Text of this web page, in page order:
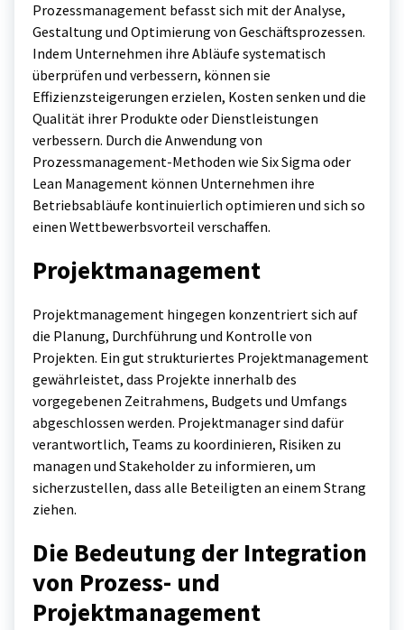
Prozessmanagement befasst sich mit der Analyse,
Gestaltung und Optimierung von Geschäftsprozessen.
Indem Unternehmen ihre Abläufe systematisch
überprüfen und verbessern, können sie
Effizienzsteigerungen erzielen, Kosten senken und die
Qualität ihrer Produkte oder Dienstleistungen
verbessern. Durch die Anwendung von
Prozessmanagement-Methoden wie Six Sigma oder
Lean Management können Unternehmen ihre
Betriebsabläufe kontinuierlich optimieren und sich so
einen Wettbewerbsvorteil verschaffen.
Projektmanagement
Projektmanagement hingegen konzentriert sich auf
die Planung, Durchführung und Kontrolle von
Projekten. Ein gut strukturiertes Projektmanagement
gewährleistet, dass Projekte innerhalb des
vorgegebenen Zeitrahmens, Budgets und Umfangs
abgeschlossen werden. Projektmanager sind dafür
verantwortlich, Teams zu koordinieren, Risiken zu
managen und Stakeholder zu informieren, um
sicherzustellen, dass alle Beteiligten an einem Strang
ziehen.
Die Bedeutung der Integration
von Prozess- und
Projektmanagement